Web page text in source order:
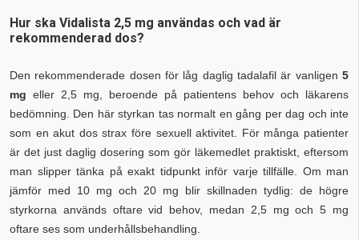
Hur ska Vidalista 2,5 mg användas och vad är
rekommenderad dos?
Den rekommenderade dosen för låg daglig tadalafil är vanligen 5
mg eller 2,5 mg, beroende på patientens behov och läkarens
bedömning. Den här styrkan tas normalt en gång per dag och inte
som en akut dos strax före sexuell aktivitet. För många patienter
är det just daglig dosering som gör läkemedlet praktiskt, eftersom
man slipper tänka på exakt tidpunkt inför varje tillfälle. Om man
jämför med 10 mg och 20 mg blir skillnaden tydlig: de högre
styrkorna används oftare vid behov, medan 2,5 mg och 5 mg
oftare ses som underhållsbehandling.